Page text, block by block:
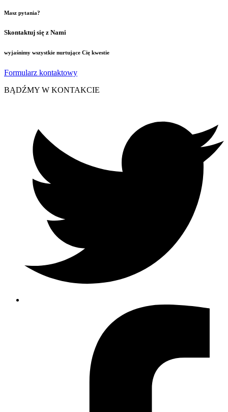
Masz pytania?
Skontaktuj się z Nami
wyjaśnimy wszystkie nurtujące Cię kwestie
Formularz kontaktowy
BĄDŹMY W KONTAKCIE